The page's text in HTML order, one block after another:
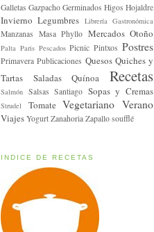
Galletas Gazpacho Germinados Higos Hojaldre
Invierno Legumbres Librería Gastronómica
Manzanas Masa Phyllo Mercados Otoño
Palta Paris Pescados Picnic Pintxos Postres
Primavera Publicaciones Quesos Quiches y
Tartas Saladas
Quínoa Recetas
Salmón Salsas Santiago Sopas y Cremas
Strudel Tomate Vegetariano Verano
Viajes Yogurt Zanahoria Zapallo soufflé
INDICE DE RECETAS